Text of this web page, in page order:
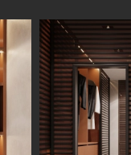
интерьера